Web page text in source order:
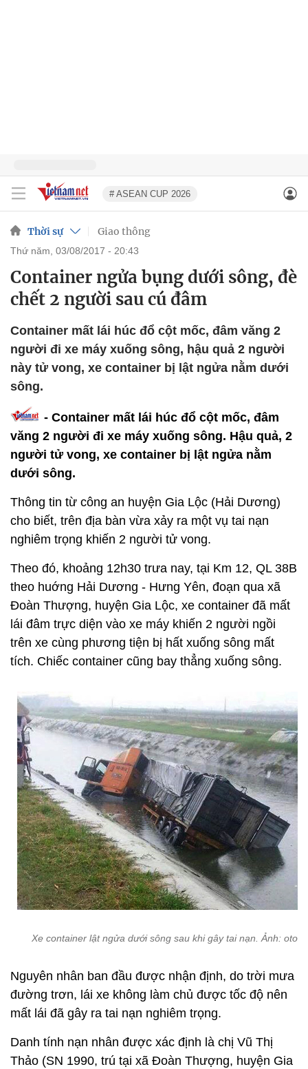
# ASEAN CUP 2026
Thời sự Giao thông
thứ năm, 03/08/2017 - 20:43
Container ngửa bụng dưới sông, đè
chết 2 người sau cú đâm
Container mất lái húc đổ cột mốc, đâm văng 2
người đi xe máy xuống sông, hậu quả 2 người
này tử vong, xe container bị lật ngửa nằm dưới
sông.
- Container mất lái húc đổ cột mốc, đâm
văng 2 người đi xe máy xuống sông. Hậu quả, 2
người tử vong, xe container bị lật ngửa nằm
dưới sông.
Thông tin từ công an huyện Gia Lộc (Hải Dương)
cho biết, trên địa bàn vừa xảy ra một vụ tai nạn
nghiêm trọng khiến 2 người tử vong.
Theo đó, khoảng 12h30 trưa nay, tại Km 12, QL 38B
theo huớng Hải Dương - Hưng Yên, đoạn qua xã
Đoàn Thượng, huyện Gia Lộc, xe container đã mất
lái đâm trực diện vào xe máy khiến 2 người ngồi
trên xe cùng phương tiện bị hất xuống sông mất
tích. Chiếc container cũng bay thẳng xuống sông.
Xe container lật ngửa dưới sông sau khi gây tai nạn. Ảnh:
Nguyên nhân ban đầu được nhận định, do trời mưa
đường trơn, lái xe không làm chủ được tốc độ nên
mất lái đã gây ra tai nạn nghiêm trọng.
Danh tính nạn nhân được xác định là chị Vũ Thị
Thảo (SN 1990, trú tại xã Đoàn Thượng, huyện Gia